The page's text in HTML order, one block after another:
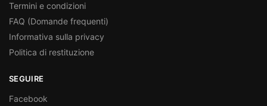
Termini e condizioni
FAQ (Domande frequenti)
Informativa sulla privacy
Politica di restituzione
SEGUIRE
Facebook